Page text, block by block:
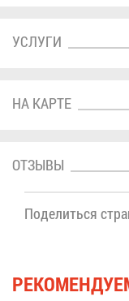
УСЛУ­ГИ
НА КАР­ТЕ
ОТ­ЗЫ­ВЫ
По­де­лить­ся